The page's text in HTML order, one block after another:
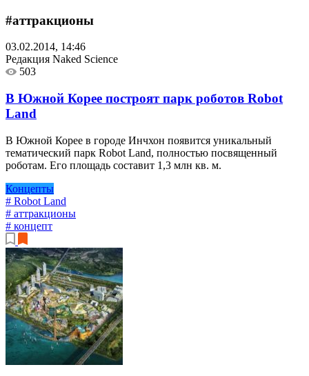
#аттракционы
03.02.2014, 14:46
Редакция Naked Science
503
В Южной Корее построят парк роботов Robot
Land
В Южной Корее в городе Инчхон появится уникальный
тематический парк Robot Land, полностью посвященный
роботам. Его площадь составит 1,3 млн кв. м.
Концепты
# Robot Land
# аттракционы
# концепт